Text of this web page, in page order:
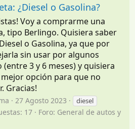
¿Diesel o Gasolina?
Voy a comprarme una
tipo Berlingo. Quisiera saber
o Gasolina, ya que por
sin usar por algunos
(entre 3 y 6 meses) y quisiera
opción para que no
Gracias!
27 Agosto 2023
diesel
17 Foro: General de autos y